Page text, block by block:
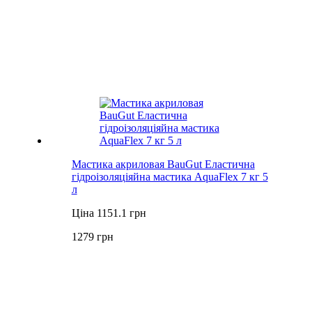
Мастика акриловая BauGut Еластична
гідроізоляціяйна мастика AquaFlex 7 кг 5
л
Ціна 1151.1 грн
1279 грн